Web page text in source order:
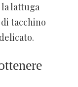
lattuga
tacchino